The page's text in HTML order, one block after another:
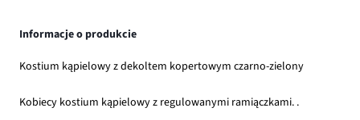
Informacje o produkcie
Kostium kąpielowy z dekoltem kopertowym czarno-zielony
Kobiecy kostium kąpielowy z regulowanymi ramiączkami. .